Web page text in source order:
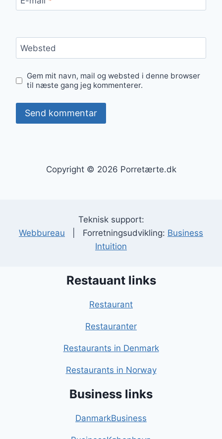
Websted
Gem mit navn, mail og websted i denne browser
til næste gang jeg kommenterer.
Copyright © 2026 Porretærte.dk
Teknisk support:
Webbureau | Forretningsudvikling: Business
Intuition
Restauant links
Restaurant
Restauranter
Restaurants in Denmark
Restaurants in Norway
Business links
DanmarkBusiness